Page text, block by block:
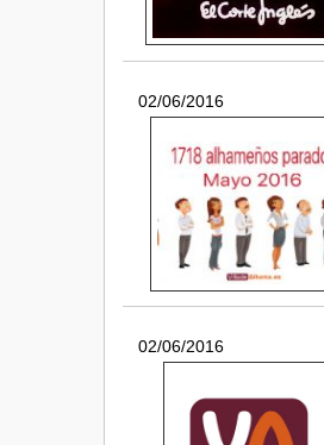
02/06/2016
02/06/2016